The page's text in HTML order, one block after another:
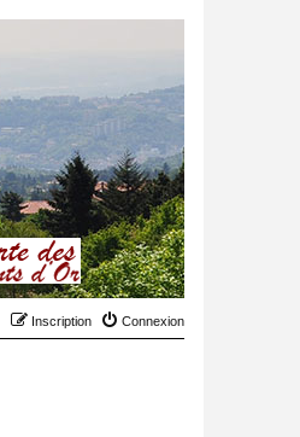
Connexion
Inscription